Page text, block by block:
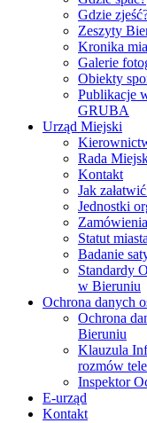
Gdzie
Zeszyty
Kronika
Galerie
Obiekty
Publikacje
GRUBA
Urząd Miejski
Rada
Kontakt
Jak
Jednostki
Statut miasta
Badanie
Standardy
w Bieruniu
Ochrona danych
Ochrona
Bieruniu
Klauzula
rozmów
Inspektor
E-urząd
Kontakt